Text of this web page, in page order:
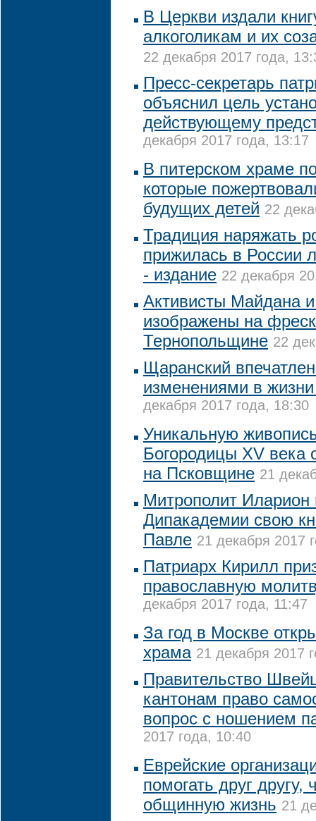
В Церкви издали
алкоголикам и их
22 декабря 2017 года,
Пресс-секретарь
объяснил цель
действующему
декабря 2017 года, 13:17
В питерском храме
которые
будущих детей 22
Традиция наряжать
прижилась в России
- издание 22 декабря
Активисты Майдана
изображены на
Тернопольщине 22
Щаранский
изменениями в
декабря 2017 года, 18:30
Уникальную
Богородицы XV века
на Псковщине 21
Митрополит Иларион
Дипакадемии свою
Павле 21 декабря 2017
Патриарх Кирилл
православную
декабря 2017 года, 11:47
За год в Москве
храма 21 декабря 2017
Правительство
кантонам право
вопрос с ношением
2017 года, 10:40
Еврейские
помогать друг
общинную жизнь 21